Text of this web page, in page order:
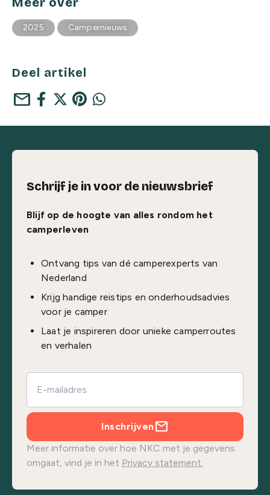
2025 Campernieuws
Deel artikel
mail
Schrijf je in voor de nieuwsbrief
Blijf op de hoogte van alles rondom het
camperleven
Ontvang tips van dé camperexperts van
Nederland
Krijg handige reistips en onderhoudsadvies
voor je camper
Laat je inspireren door unieke camperroutes
en verhalen
Inschrijven
Meer informatie over hoe NKC met je gegevens
omgaat, vind je in het Privacy statement.